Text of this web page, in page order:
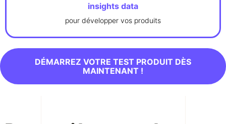
insights data
pour développer vos produits
DÉMARREZ VOTRE TEST PRODUIT DÈS
MAINTENANT !